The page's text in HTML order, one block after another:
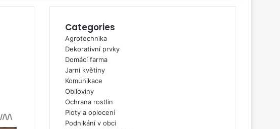
Categories
Agrotechnika
Dekorativní prvky
Domácí farma
Jarní květiny
Komunikace
Obiloviny
Ochrana rostlin
Ploty a oplocení
Podnikání v obci